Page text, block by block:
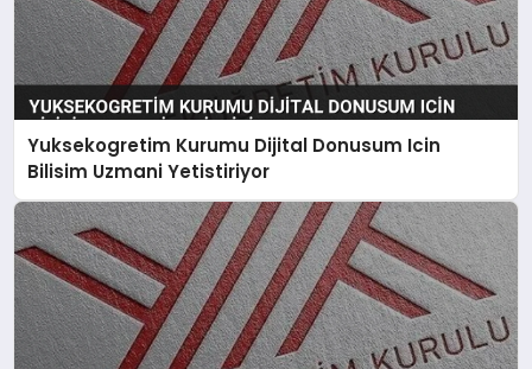
Yuksekogretim Kurumu Dijital Donusum Icin
Bilisim Uzmani Yetistiriyor